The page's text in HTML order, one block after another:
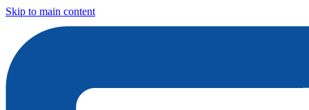
Skip to main content